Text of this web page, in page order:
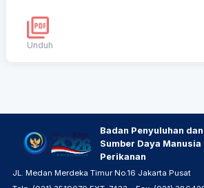
Unduh
Badan Penyuluhan
Sumber Daya Manusia
Perikanan
JL. Medan Merdeka Timur No.16 Jakarta Pusat